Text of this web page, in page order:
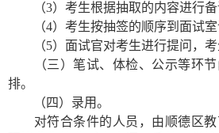
（3）考生根据抽取的内容进行
（4）考生按抽签的顺序到面试
（5）面试官对考生进行提问，考
（三）笔试、体检、公示等环
排。
（四）录用。
对符合条件的人员，由顺德区